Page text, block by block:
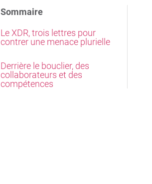
Sommaire
Le XDR, trois lettres pour
contrer une menace plurielle
Derrière le bouclier, des
collaborateurs et des
compétences